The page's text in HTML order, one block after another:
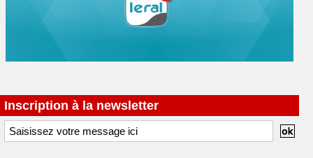
Inscription à la newsletter